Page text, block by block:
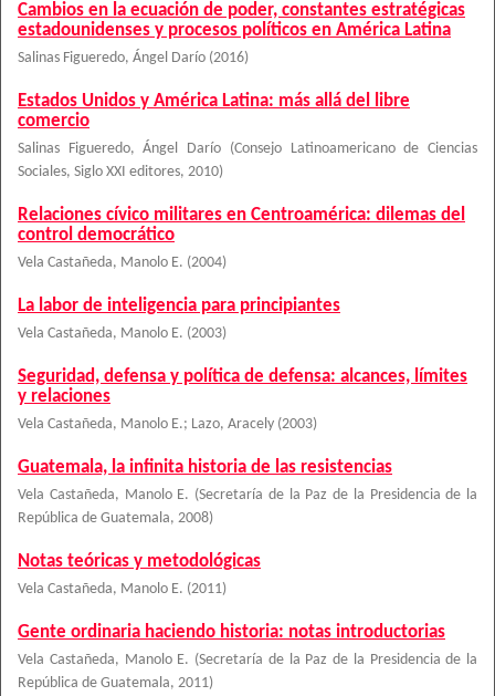
Cambios en la ecuación de poder, constantes estratégicas
estadounidenses y procesos políticos en América Latina
Salinas Figueredo, Ángel Darío (2016)
Estados Unidos y América Latina: más allá del libre
comercio
Salinas Figueredo, Ángel Darío (Consejo Latinoamericano de Ciencias
Sociales, Siglo XXI editores, 2010)
Relaciones cívico militares en Centroamérica: dilemas del
control democrático
Vela Castañeda, Manolo E. (2004)
La labor de inteligencia para principiantes
Vela Castañeda, Manolo E. (2003)
Seguridad, defensa y política de defensa: alcances, límites
y relaciones
Vela Castañeda, Manolo E.; Lazo, Aracely (2003)
Guatemala, la infinita historia de las resistencias
Vela Castañeda, Manolo E. (Secretaría de la Paz de la Presidencia de la
República de Guatemala, 2008)
Notas teóricas y metodológicas
Vela Castañeda, Manolo E. (2011)
Gente ordinaria haciendo historia: notas introductorias
Vela Castañeda, Manolo E. (Secretaría de la Paz de la Presidencia de la
República de Guatemala, 2011)